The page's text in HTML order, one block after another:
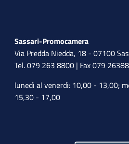
Sassari-Promocamera
Via Predda Niedda, 18 - 07100
Tel. 079 263 8800 | Fax 079
lunedì al venerdì: 10,00 - 13,00;
15,30 - 17,00